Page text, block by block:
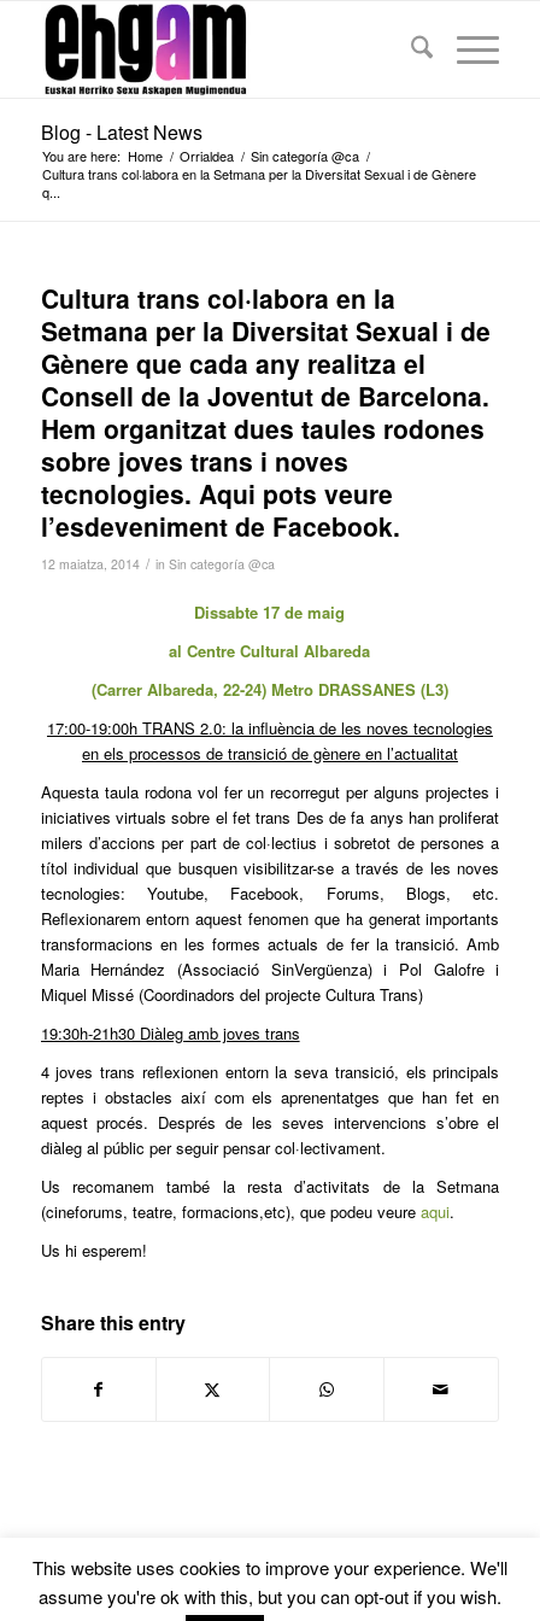
Blog - Latest News
You are here: Home / Orrialdea / Sin categoría @ca /
Cultura trans col·labora en la Setmana per la Diversitat Sexual i de Gènere
q...
Cultura trans col·labora en la
Setmana per la Diversitat Sexual i de
Gènere que cada any realitza el
Consell de la Joventut de Barcelona.
Hem organitzat dues taules rodones
sobre joves trans i noves
tecnologies. Aqui pots veure
l’esdeveniment de Facebook.
12 maiatza, 2014 / in Sin categoría @ca
Dissabte 17 de maig
alCentre Cultural Albareda
(Carrer Albareda, 22-24) Metro DRASSANES (L3)
17:00-19:00h TRANS 2.0: la influència de les noves tecnologies
en els processos de transició de gènere en l’actualitat
Aquesta taula rodona vol fer un recorregut per alguns projectes i
iniciatives virtuals sobre el fet trans Des de fa anys han proliferat
milers d’accions per part de col·lectius i sobretot de persones a
títol individual que busquen visibilitzar-se a través de les noves
tecnologies: Youtube, Facebook, Forums, Blogs, etc.
Reflexionarem entorn aquest fenomen que ha generat importants
transformacions en les formes actuals de fer la transició. Amb
Maria Hernández (Associació SinVergüenza) i Pol Galofre i
Miquel Missé (Coordinadors del projecte Cultura Trans)
19:30h-21h30 Diàleg amb joves trans
4 joves trans reflexionen entorn la seva transició, els principals
reptes i obstacles així com els aprenentatges que han fet en
aquest procés. Després de les seves intervencions s’obre el
diàleg al públic per seguir pensar col·lectivament.
Us recomanem també la resta d’activitats de la Setmana
(cineforums, teatre, formacions,etc), que podeu veure aqui.
Us hi esperem!
Share this entry
© Copyright -Euskal Herriko Gay-Les Askapen Mugimendua- powered by
This website uses cookies to improve your experience. We'll
assume you're ok with this, but you can opt-out if you wish.